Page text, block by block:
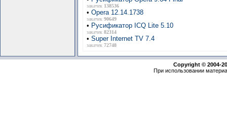
закачек 138536
• Opera 12.14.1738
закачек 90649
• Русификатор ICQ Lite 5.10
закачек 82314
• Super Internet TV 7.4
закачек 72748
Copyright © 2004-
При использовании